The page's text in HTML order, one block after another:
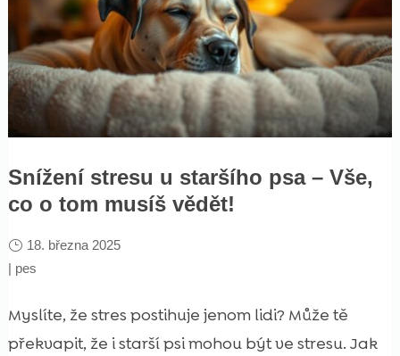
Snížení stresu u staršího psa – Vše,
co o tom musíš vědět!
18. března 2025
| pes
Myslíte, že stres postihuje jenom lidi? Může tě
překvapit, že i starší psi mohou být ve stresu. Jak